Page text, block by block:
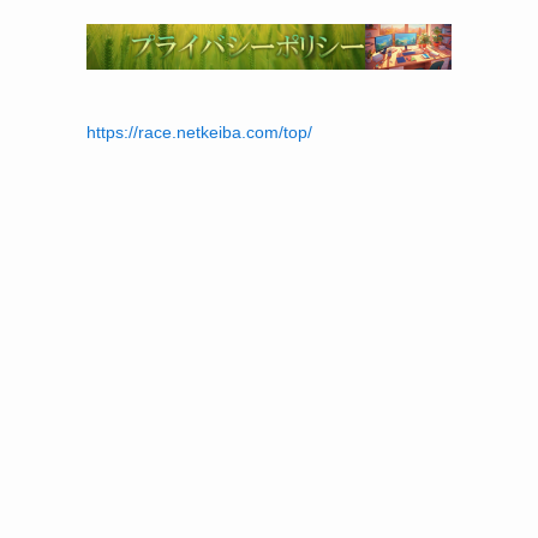
https://race.netkeiba.com/top/